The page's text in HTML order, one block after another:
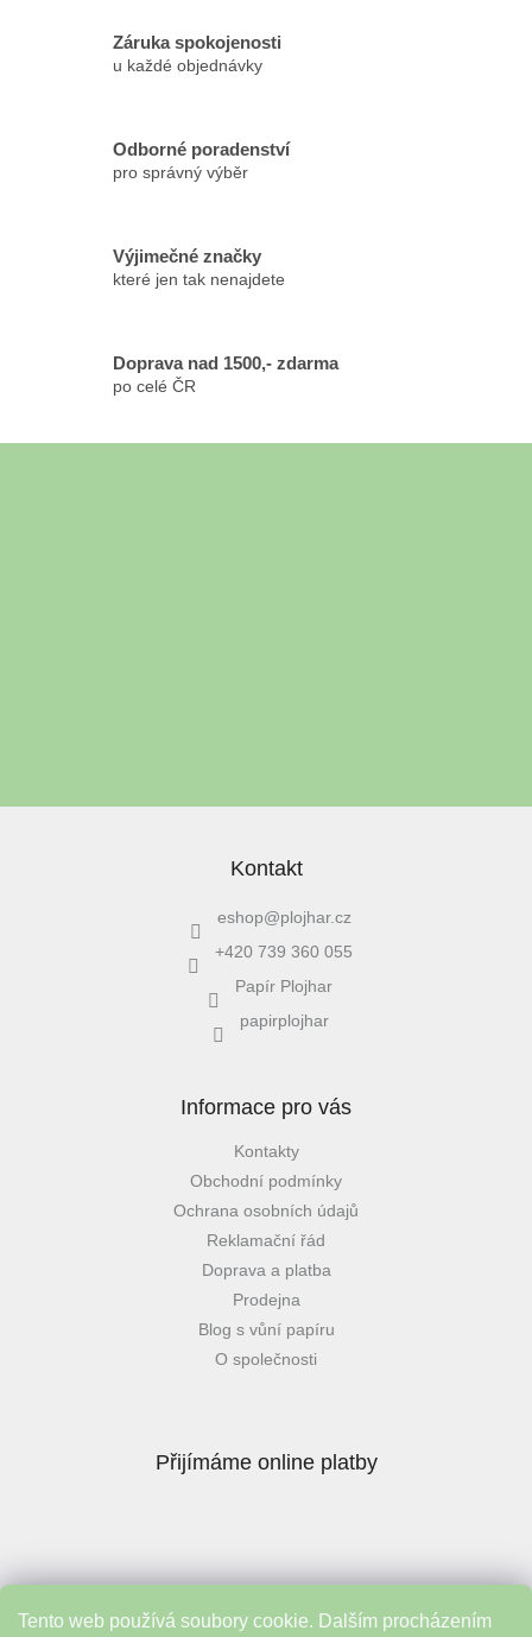
Tento web používá soubory cookie. Dalším procházením
r
ý
Záruka spokojenosti
u každé objednávky
Odborné poradenství
pro správný výběr
Výjimečné značky
které jen tak nenajdete
Doprava nad 1500,- zdarma
po celé ČR
Kontakt
eshop@plojhar.cz
+420 739 360 055
Papír Plojhar
papirplojhar
Informace pro vás
Kontakty
Obchodní podmínky
Ochrana osobních údajů
Reklamační řád
Doprava a platba
Prodejna
Blog s vůní papíru
O společnosti
Přijímáme online platby
Instagram